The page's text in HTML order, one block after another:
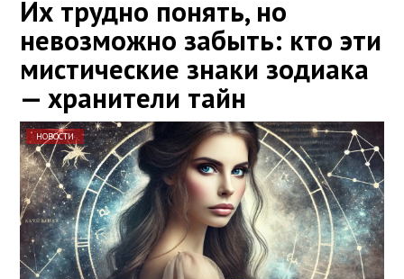
Их трудно понять, но
невозможно забыть: кто эти
мистические знаки зодиака
— хранители тайн
НОВОСТИ